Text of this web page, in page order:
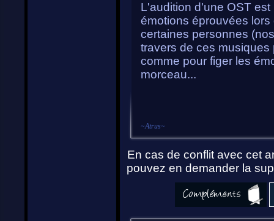
L'audition d'une OST
émotions éprouvées
certaines personnes
travers de ces
comme pour figer les
morceau...
~Atrus~
En cas de conflit avec cet
pouvez en demander la